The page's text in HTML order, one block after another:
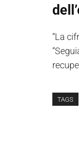
“La
TAGS